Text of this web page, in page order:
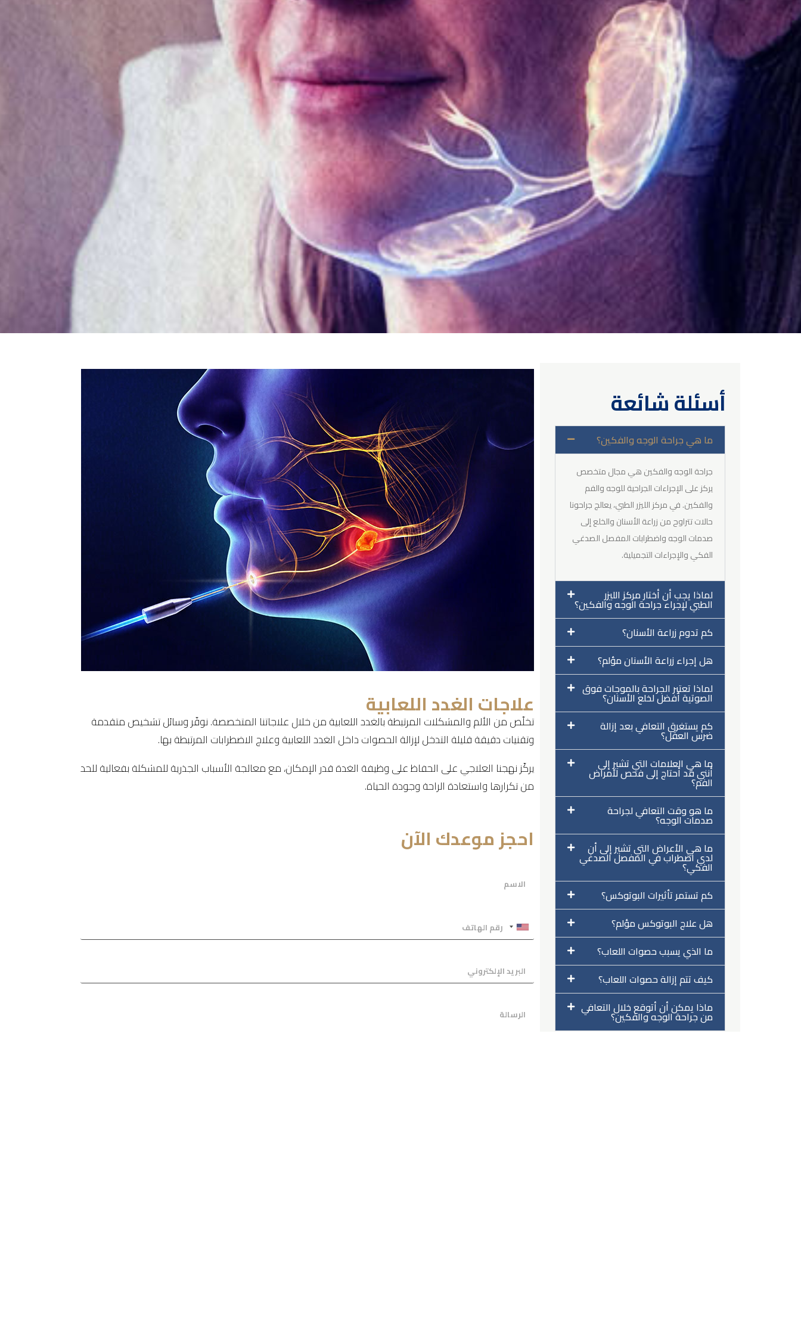
أسئلة شائعة
ما هي جراحة الوجه والفكين؟
جراحة الوجه والفكين هي مجال متخصص
يركز على الإجراءات الجراحية للوجه والفم
والفكين. في مركز الليزر الطبي، يعالج جراحونا
حالات تتراوح من زراعة الأسنان والخلع إلى
صدمات الوجه واضطرابات المفصل الصدغي
الفكي والإجراءات التجميلية.
لماذا يجب أن أختار مركز الليزر
الطبي لإجراء جراحة الوجه والفكين؟
كم تدوم زراعة الأسنان؟
هل إجراء زراعة الأسنان مؤلم؟
لماذا تعتبر الجراحة بالموجات فوق
الصوتية أفضل لخلع الأسنان؟
كم يستغرق التعافي بعد إزالة
ضرس العقل؟
ما هي العلامات التي تشير إلى
أنني قد أحتاج إلى فحص لأمراض
الفم؟
ما هو وقت التعافي لجراحة
صدمات الوجه؟
ما هي الأعراض التي تشير إلى أن
لدي اضطراب في المفصل الصدغي
الفكي؟
كم تستمر تأثيرات البوتوكس؟
هل علاج البوتوكس مؤلم؟
ما الذي يسبب حصوات اللعاب؟
كيف تتم إزالة حصوات اللعاب؟
ماذا يمكن أن أتوقع خلال التعافي
من جراحة الوجه والفكين؟
علاجات الغدد اللعابية
تخلّص من الألم والمشكلات المرتبطة بالغدد اللعابية من خلال علاجاتنا المتخصصة. نوفّر وسائل تشخيص متقدمة
وتقنيات دقيقة قليلة التدخل لإزالة الحصوات داخل الغدد اللعابية وعلاج الاضطرابات المرتبطة بها.
يركّز نهجنا العلاجي على الحفاظ على وظيفة الغدة قدر الإمكان، مع معالجة الأسباب الجذرية للمشكلة بفعالية للحد
من تكرارها واستعادة الراحة وجودة الحياة.
احجز موعدك الآن